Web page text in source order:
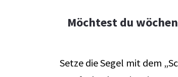
Möchtest du
Setze die Segel mit dem